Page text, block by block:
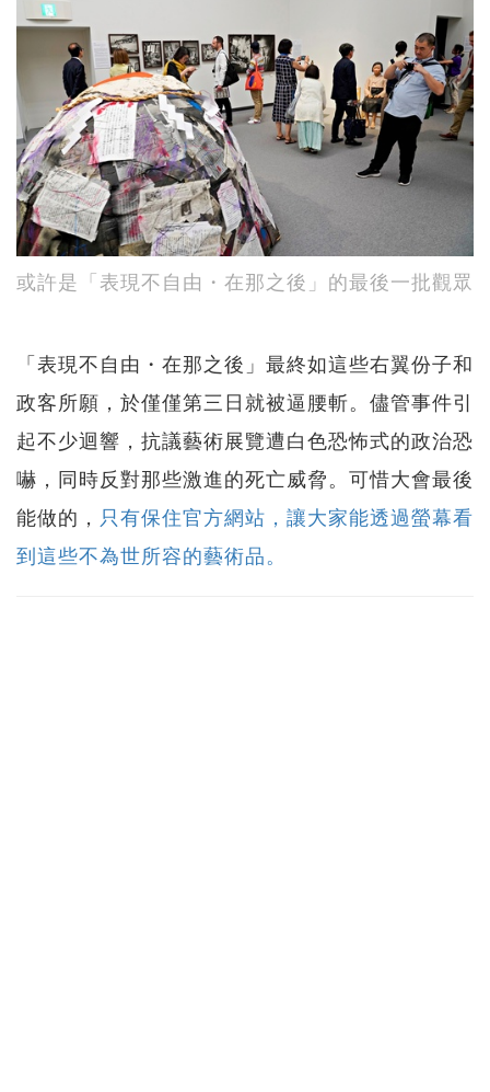
或許是「表現不自由・在那之後」的最後一批觀眾
「表現不自由・在那之後」最終如這些右翼份子和
政客所願，於僅僅第三日就被逼腰斬。儘管事件引
起不少迴響，抗議藝術展覽遭白色恐怖式的政治恐
嚇，同時反對那些激進的死亡威脅。可惜大會最後
能做的， 只有保住官方網站，讓大家能透過螢幕看
到這些不為世所容的藝術品。